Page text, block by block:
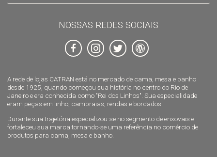
A rede de lojas CATRAN está no mercado de cama, mesa e banho
desde 1925, quando começou sua história no centro do Rio de
Janeiro e era conhecida como "Rei dos Linhos". Sua especialidade
eram peças em linho, cambraias, rendas e bordados.
Durante sua trajetória especializou-se no segmento de enxovais e
fortaleceu sua marca tornando-se uma referência no comércio de
produtos para cama, mesa e banho.
NOSSAS REDES SOCIAIS